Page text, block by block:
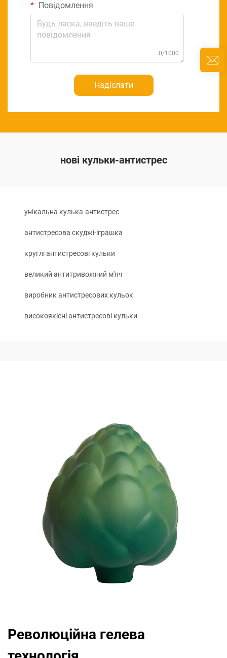
Повідомлення
0/1000
Надіслати
нові кульки-антистрес
унікальна кулька-антистрес
антистресова скуджі-іграшка
круглі антистресові кульки
великий антитривожний м'яч
виробник антистресових кульок
високоякісні антистресові кульки
Революційна гелева